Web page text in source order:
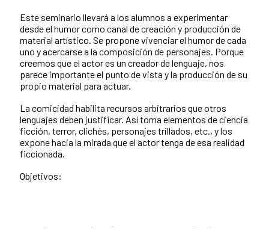
Este seminario llevará a los alumnos a experimentar
desde el humor como canal de creación y producción de
material artístico. Se propone vivenciar el humor de cada
uno y acercarse a la composición de personajes. Porque
creemos que el actor es un creador de lenguaje, nos
parece importante el punto de vista y la producción de su
propio material para actuar.
La comicidad habilita recursos arbitrarios que otros
lenguajes deben justificar. Así toma elementos de ciencia
ficción, terror, clichés, personajes trillados, etc., y los
expone hacia la mirada que el actor tenga de esa realidad
ficcionada.
Objetivos: